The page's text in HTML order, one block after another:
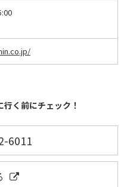
く前にチェック！
6011